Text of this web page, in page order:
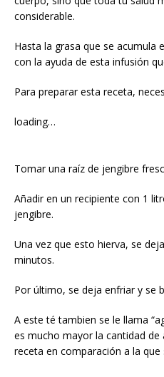
considerable.
Hasta la grasa que se acumula
con la ayuda de esta infusión
Para preparar esta receta,
loading…
Tomar una raíz de jengibre
Añadir en un recipiente con 1
jengibre.
Una vez que esto hierva, se
minutos.
Por último, se deja enfriar y se
A este té tambien se le llama
es mucho mayor la cantidad de
receta en comparación a la